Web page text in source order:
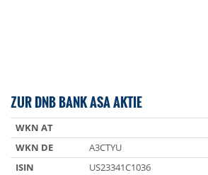
ZUR DNB BANK ASA AKTIE
WKN AT
WKN DE
A3CTYU
ISIN
US23341C1036